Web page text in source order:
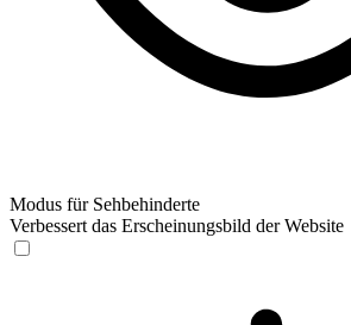
Modus für Sehbehinderte
Verbessert das Erscheinungsbild der Website